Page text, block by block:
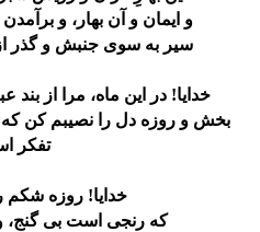
و ایمان و آن بهار، و
سیر به سوی جنبش و
خدایا! در این ماه، مرا از
بخش و روزه دل را نصیبم کن که
تفکر
خدایا! روزه شکم
که رنجی است بی گنج،